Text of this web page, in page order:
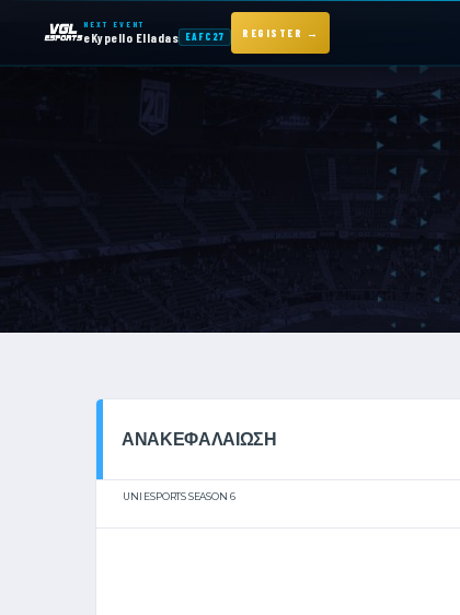
NEXT EVENT
eKypello Elladas EAFC27 REGISTER →
eKypello Elladas
ΑΝΑΚΕΦΑΛΑΊΩΣΗ
UNI ESPORTS SEASON 6